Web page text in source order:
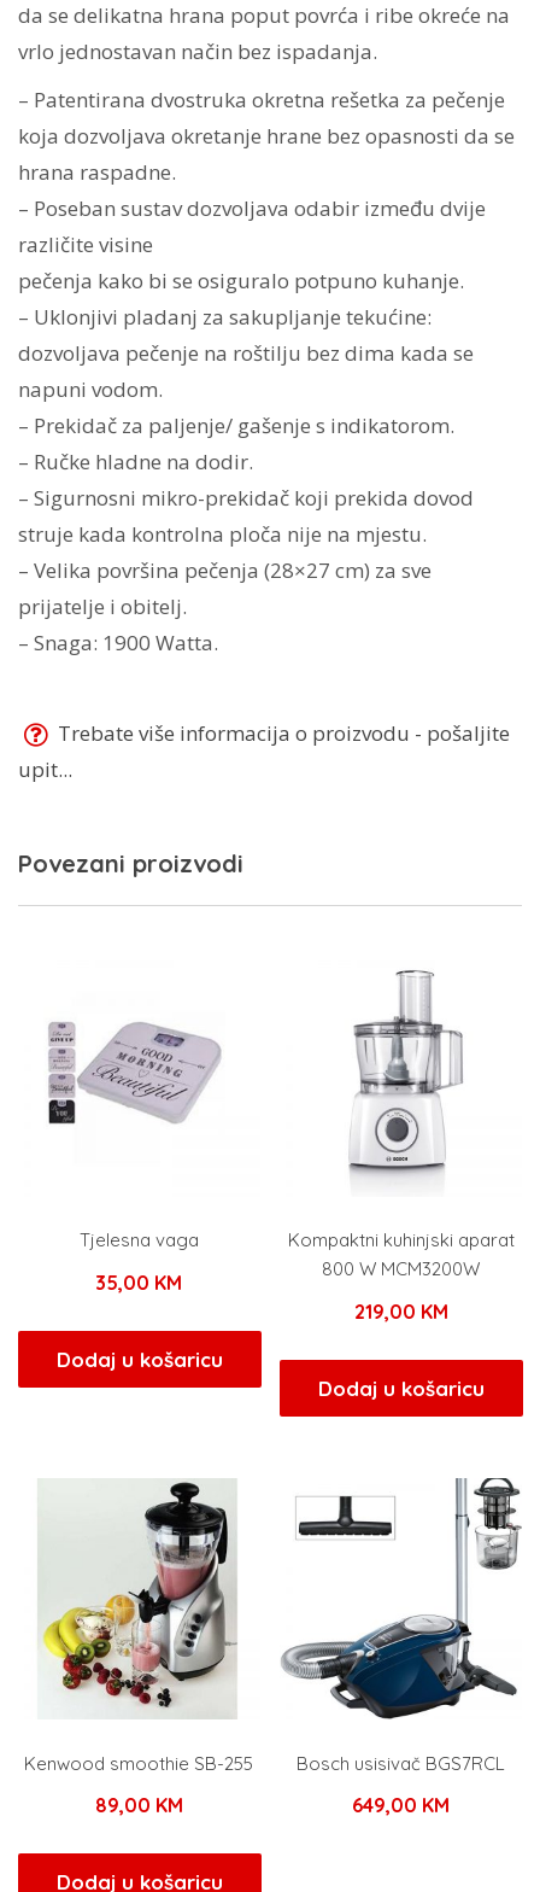
da se delikatna hrana poput povrća i ribe okreće na
vrlo jednostavan način bez ispadanja.
– Patentirana dvostruka okretna rešetka za pečenje
koja dozvoljava okretanje hrane bez opasnosti da se
hrana raspadne.
– Poseban sustav dozvoljava odabir između dvije
različite visine
pečenja kako bi se osiguralo potpuno kuhanje.
– Uklonjivi pladanj za sakupljanje tekućine:
dozvoljava pečenje na roštilju bez dima kada se
napuni vodom.
– Prekidač za paljenje/ gašenje s indikatorom.
– Ručke hladne na dodir.
– Sigurnosni mikro-prekidač koji prekida dovod
struje kada kontrolna ploča nije na mjestu.
– Velika površina pečenja (28×27 cm) za sve
prijatelje i obitelj.
– Snaga: 1900 Watta.
Trebate više informacija o proizvodu - pošaljite
upit...
Povezani proizvodi
Tjelesna vaga
35,00 KM
Dodaj u košaricu
Kompaktni kuhinjski aparat
800 W MCM3200W
219,00 KM
Dodaj u košaricu
Kenwood smoothie SB-255
89,00 KM
Dodaj u košaricu
Bosch usisivač BGS7RCL
649,00 KM